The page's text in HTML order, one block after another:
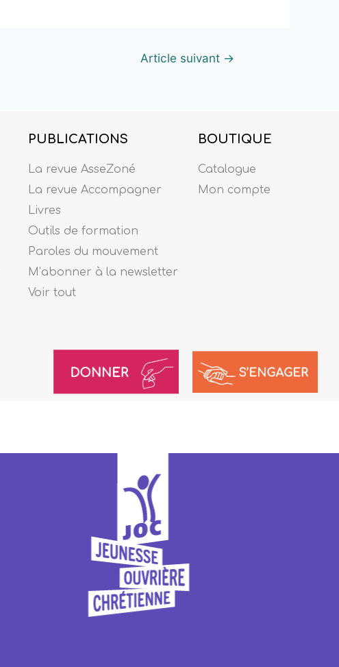
Article suivant →
PUBLICATIONS
La revue AsseZoné
La revue Accompagner
Livres
Outils de formation
Paroles du mouvement
M’abonner à la newsletter
Voir tout
BOUTIQUE
Catalogue
Mon compte